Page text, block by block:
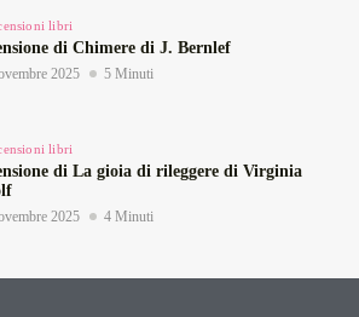
libri
di Chimere di J. Bernlef
2025 5 Minuti
libri
di La gioia di rileggere di Virginia
2025 4 Minuti